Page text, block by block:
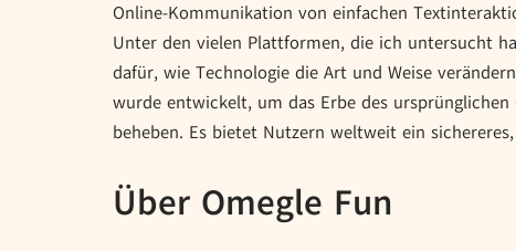
Online-Kommunikation von einfachen
Unter den vielen Plattformen, die ich untersucht
dafür, wie Technologie die Art und Weise
wurde entwickelt, um das Erbe des
beheben. Es bietet Nutzern weltweit ein
Über Omegle Fun